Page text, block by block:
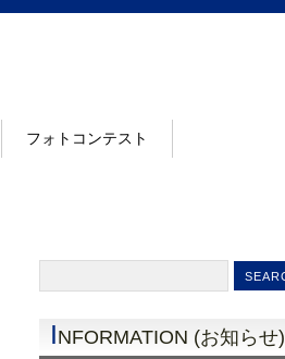
フォトコンテスト
INFORMATION (お知らせ)